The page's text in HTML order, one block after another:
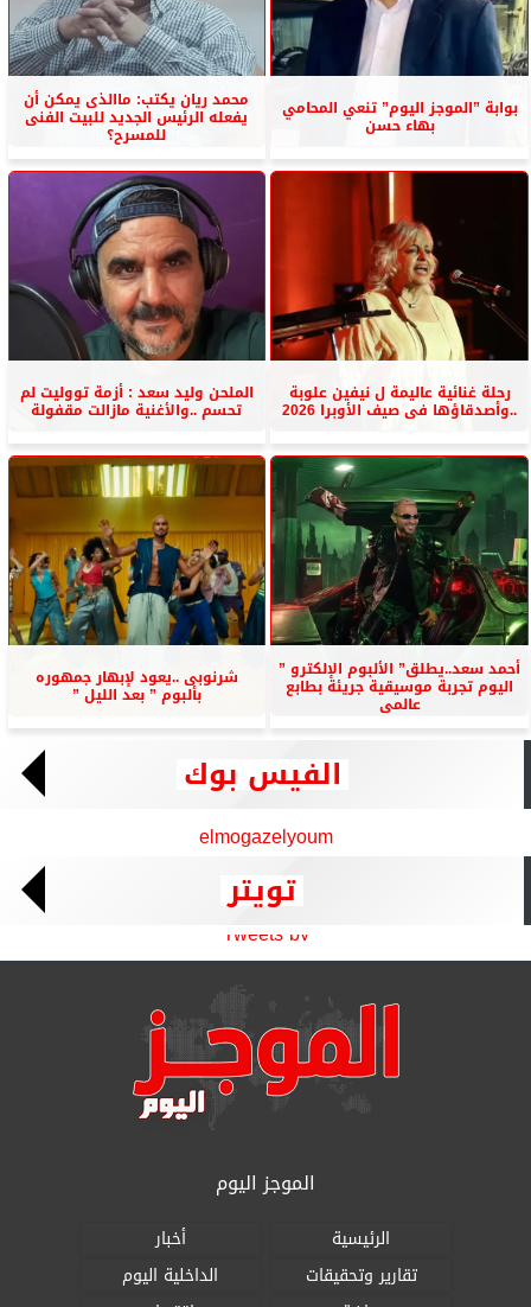
بوابة ”الموجز اليوم” تنعي المحامي
بهاء حسن
محمد ريان يكتب: ماالذى يمكن أن
يفعله الرئيس الجديد للبيت الفنى
للمسرح؟
رحلة غنائية عاليمة ل نيفين علوبة
..وأصدقاؤها فى صيف الأوبرا 2026
الملحن وليد سعد : أزمة تووليت لم
تحسم ..والأغنية مازالت مقفولة
أحمد سعد..يطلق” الألبوم الإلكترو ”
اليوم تجربة موسيقية جريئة بطابع
عالمى
شرنوبى ..يعود لإبهار جمهوره
بألبوم ” بعد الليل ”
الفيس بوك
elmogazelyoum
تويتر
Tweets by
الموجز اليوم
الرئيسية
أخبار
تقارير وتحقيقات
الداخلية اليوم